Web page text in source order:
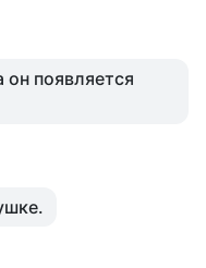
он появляется